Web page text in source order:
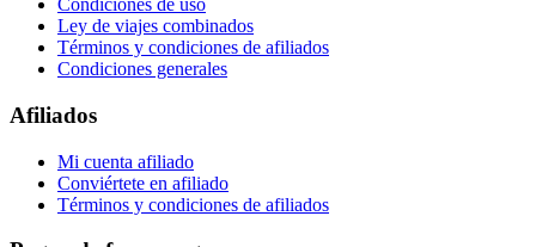
Condiciones de uso
Ley de viajes combinados
Términos y condiciones de afiliados
Condiciones generales
Afiliados
Mi cuenta afiliado
Conviértete en afiliado
Términos y condiciones de afiliados